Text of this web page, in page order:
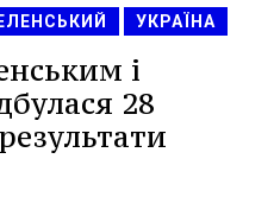
УКРАЇНА
і
28